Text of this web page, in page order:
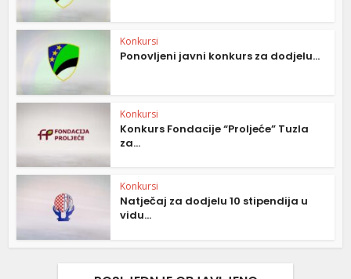
Konkursi
Ponovljeni javni konkurs za dodjelu...
Konkursi
Konkurs Fondacije “Proljeće” Tuzla
za...
Konkursi
Natječaj za dodjelu 10 stipendija u
vidu...